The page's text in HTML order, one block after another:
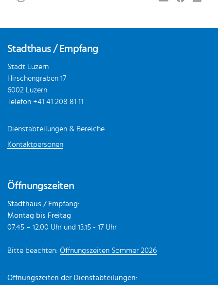
Stadthaus / Empfang
Stadt Luzern
Hirschengraben 17
6002 Luzern
Telefon +41 41 208 81 11
Dienstabteilungen & Bereiche
Kontaktpersonen
Öffnungszeiten
Stadthaus / Empfang:
Montag bis Freitag
07.45 – 12.00 Uhr und 13.15 - 17 Uhr
Bitte beachten: Öffnungszeiten Sommer 2026
Öffnungszeiten der Dienstabteilungen: